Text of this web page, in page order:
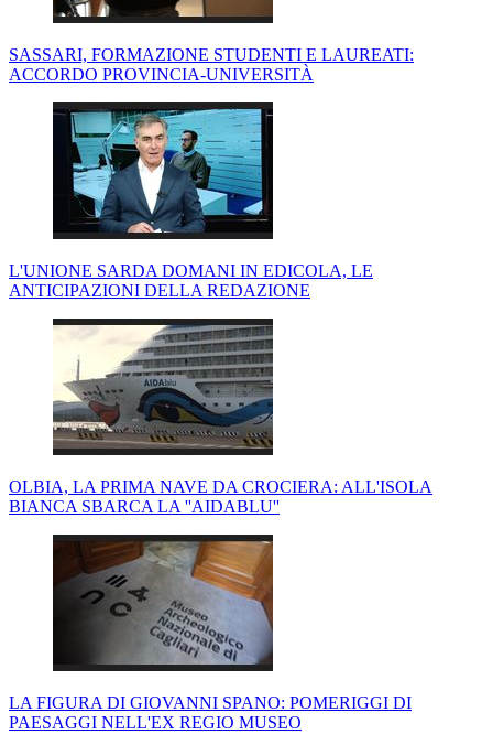
SASSARI, FORMAZIONE STUDENTI E LAUREATI:
ACCORDO PROVINCIA-UNIVERSITÀ
L'UNIONE SARDA DOMANI IN EDICOLA, LE
ANTICIPAZIONI DELLA REDAZIONE
OLBIA, LA PRIMA NAVE DA CROCIERA: ALL'ISOLA
BIANCA SBARCA LA ''AIDABLU''
LA FIGURA DI GIOVANNI SPANO: POMERIGGI DI
PAESAGGI NELL'EX REGIO MUSEO